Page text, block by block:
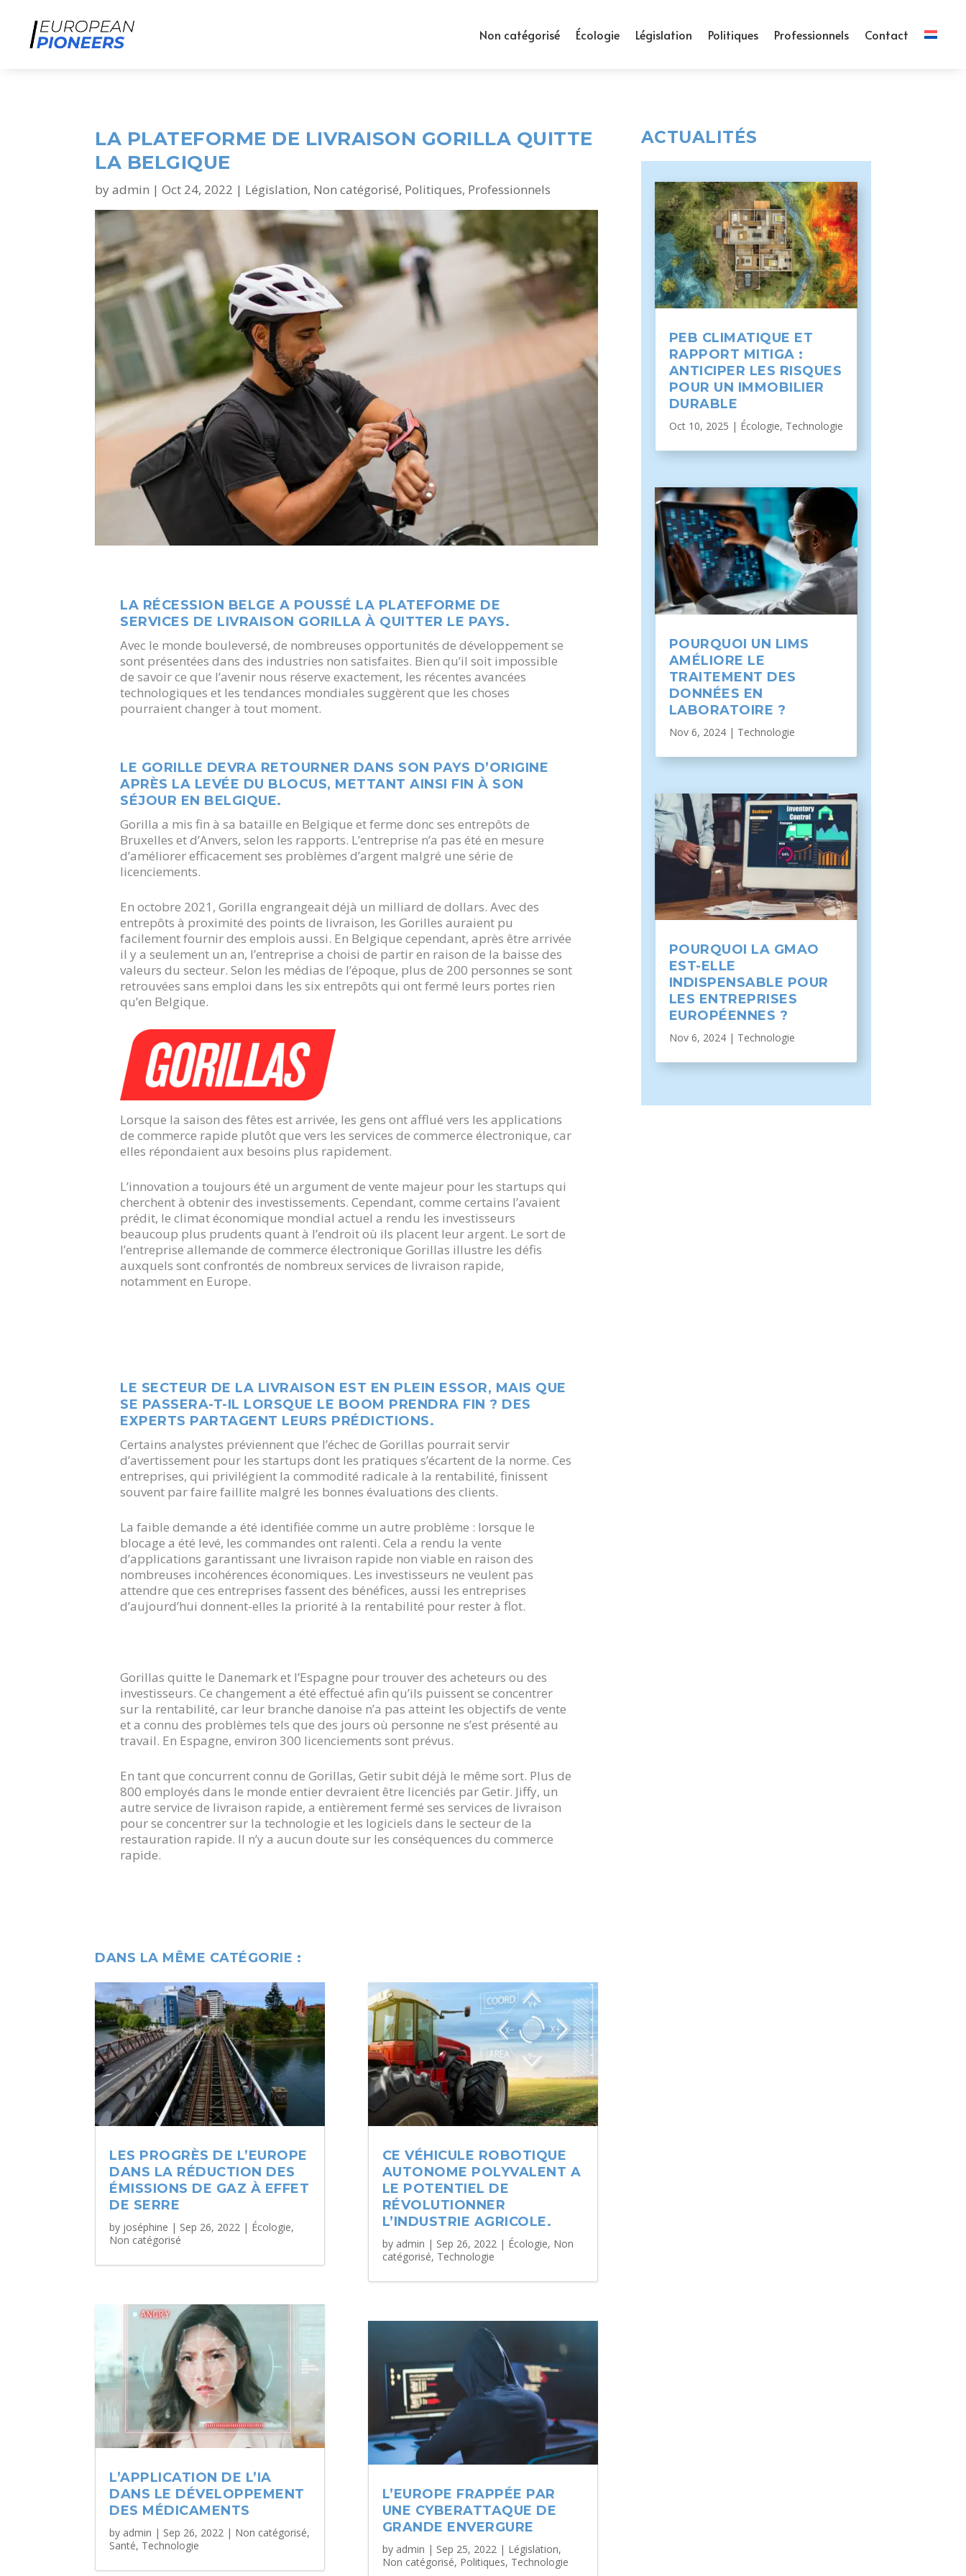
Non catégorisé Écologie Législation Politiques Professionnels Contact
LA PLATEFORME DE LIVRAISON GORILLA QUITTE
LA BELGIQUE
byadmin | Oct 24, 2022 | Législation, Non catégorisé, Politiques, Professionnels
LA RÉCESSION BELGE A POUSSÉ LA PLATEFORME DE
SERVICES DE LIVRAISON GORILLA À QUITTER LE PAYS.
Avec le monde bouleversé, de nombreuses opportunités de développement se
sont présentées dans des industries non satisfaites. Bien qu’il soit impossible
de savoir ce que l’avenir nous réserve exactement, les récentes avancées
technologiques et les tendances mondiales suggèrent que les choses
pourraient changer à tout moment.
LE GORILLE DEVRA RETOURNER DANS SON PAYS D’ORIGINE
APRÈS LA LEVÉE DU BLOCUS, METTANT AINSI FIN À SON
SÉJOUR EN BELGIQUE.
Gorilla a mis fin à sa bataille en Belgique et ferme donc ses entrepôts de
Bruxelles et d’Anvers, selon les rapports. L’entreprise n’a pas été en mesure
d’améliorer efficacement ses problèmes d’argent malgré une série de
licenciements.
En octobre 2021, Gorilla engrangeait déjà un milliard de dollars. Avec des
entrepôts à proximité des points de livraison, les Gorilles auraient pu
facilement fournir des emplois aussi. En Belgique cependant, après être arrivée
il y a seulement un an, l’entreprise a choisi de partir en raison de la baisse des
valeurs du secteur. Selon les médias de l’époque, plus de 200 personnes se sont
retrouvées sans emploi dans les six entrepôts qui ont fermé leurs portes rien
qu’en Belgique.
Lorsque la saison des fêtes est arrivée, les gens ont afflué vers les applications
de commerce rapide plutôt que vers les services de commerce électronique, car
elles répondaient aux besoins plus rapidement.
L’innovation a toujours été un argument de vente majeur pour les startups qui
cherchent à obtenir des investissements. Cependant, comme certains l’avaient
prédit, le climat économique mondial actuel a rendu les investisseurs
beaucoup plus prudents quant à l’endroit où ils placent leur argent. Le sort de
l’entreprise allemande de commerce électronique Gorillas illustre les défis
auxquels sont confrontés de nombreux services de livraison rapide,
notamment en Europe.
LE SECTEUR DE LA LIVRAISON EST EN PLEIN ESSOR, MAIS QUE
SE PASSERA-T-IL LORSQUE LE BOOM PRENDRA FIN ? DES
EXPERTS PARTAGENT LEURS PRÉDICTIONS.
Certains analystes préviennent que l’échec de Gorillas pourrait servir
d’avertissement pour les startups dont les pratiques s’écartent de la norme. Ces
entreprises, qui privilégient la commodité radicale à la rentabilité, finissent
souvent par faire faillite malgré les bonnes évaluations des clients.
La faible demande a été identifiée comme un autre problème : lorsque le
blocage a été levé, les commandes ont ralenti. Cela a rendu la vente
d’applications garantissant une livraison rapide non viable en raison des
nombreuses incohérences économiques. Les investisseurs ne veulent pas
attendre que ces entreprises fassent des bénéfices, aussi les entreprises
d’aujourd’hui donnent-elles la priorité à la rentabilité pour rester à flot.
Gorillas quitte le Danemark et l’Espagne pour trouver des acheteurs ou des
investisseurs. Ce changement a été effectué afin qu’ils puissent se concentrer
sur la rentabilité, car leur branche danoise n’a pas atteint les objectifs de vente
et a connu des problèmes tels que des jours où personne ne s’est présenté au
travail. En Espagne, environ 300 licenciements sont prévus.
En tant que concurrent connu de Gorillas, Getir subit déjà le même sort. Plus de
800 employés dans le monde entier devraient être licenciés par Getir. Jiffy, un
autre service de livraison rapide, a entièrement fermé ses services de livraison
pour se concentrer sur la technologie et les logiciels dans le secteur de la
restauration rapide. Il n’y a aucun doute sur les conséquences du commerce
rapide.
DANS LA MÊME CATÉGORIE :
LES PROGRÈS DE L’EUROPE
DANS LA RÉDUCTION DES
ÉMISSIONS DE GAZ À EFFET
DE SERRE
by joséphine | Sep 26, 2022 | Écologie,
Non catégorisé
L’APPLICATION DE L’IA
DANS LE DÉVELOPPEMENT
DES MÉDICAMENTS
by admin | Sep 26, 2022 | Non catégorisé,
Santé, Technologie
CE VÉHICULE ROBOTIQUE
AUTONOME POLYVALENT A
LE POTENTIEL DE
RÉVOLUTIONNER
L’INDUSTRIE AGRICOLE.
by admin | Sep 26, 2022| Écologie, Non
catégorisé, Technologie
L’EUROPE FRAPPÉE PAR
UNE CYBERATTAQUE DE
GRANDE ENVERGURE
by admin | Sep 25, 2022| Législation,
Non catégorisé, Politiques, Technologie
ACTUALITÉS
PEB CLIMATIQUE ET
RAPPORT MITIGA :
ANTICIPER LES RISQUES
POUR UN IMMOBILIER
DURABLE
Oct 10, 2025 | Écologie, Technologie
POURQUOI UN LIMS
AMÉLIORE LE
TRAITEMENT DES
DONNÉES EN
LABORATOIRE ?
Nov 6, 2024| Technologie
POURQUOI LA GMAO
EST-ELLE
INDISPENSABLE POUR
LES ENTREPRISES
EUROPÉENNES ?
Nov 6, 2024| Technologie